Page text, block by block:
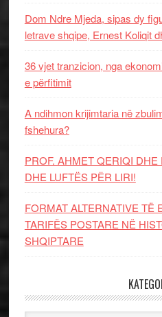
Dom Ndre Mjeda, sipas dy
letrave shqipe, Ernest Koliqit
36 vjet tranzicion, nga
e përfitimit
A ndihmon krijimtaria në
fshehura?
PROF. AHMET QERIQI
DHE LUFTЁS PЁR LIRI!
FORMAT ALTERNATIVE TË
TARIFËS POSTARE NË
SHQIPTARE